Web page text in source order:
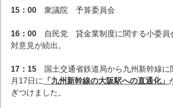
15：00 衆議院 予算委員会
16：00
自民党 貸金業制度に関する小委
対意見が続出。
17：15
国土交通省鉄道局から九州新幹線
月17日に
「九州新幹線の大阪駅への直通化」
ぎつけました。